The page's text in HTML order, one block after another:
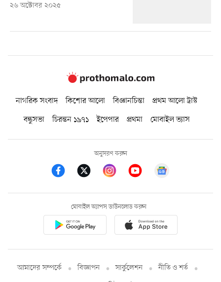
২৬ অক্টোবর ২০২৫
নাগরিক সংবাদ কিশোর আলো বিজ্ঞানচিন্তা
প্রথম আলো ট্রাস্ট
বন্ধুসভা
চিরন্তন ১৯৭১ ইপেপার প্রথমা মোবাইল ভ্যাস
অনুসরণ করুন
মোবাইল অ্যাপস ডাউনলোড করুন
আমাদের সম্পর্কে বিজ্ঞাপন সার্কুলেশন
নীতি ও শর্ত